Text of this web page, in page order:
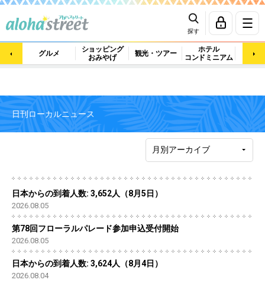
探す
グルメ
ショッピング
おみやげ
観光・ツアー
ホテル
コンドミニアム
マッ
日刊ローカルニュース
日本からの到着人数: 3,652人（8月5日）
2026.08.05
第78回フローラルパレード参加申込受付開始
2026.08.05
日本からの到着人数: 3,624人（8月4日）
2026.08.04